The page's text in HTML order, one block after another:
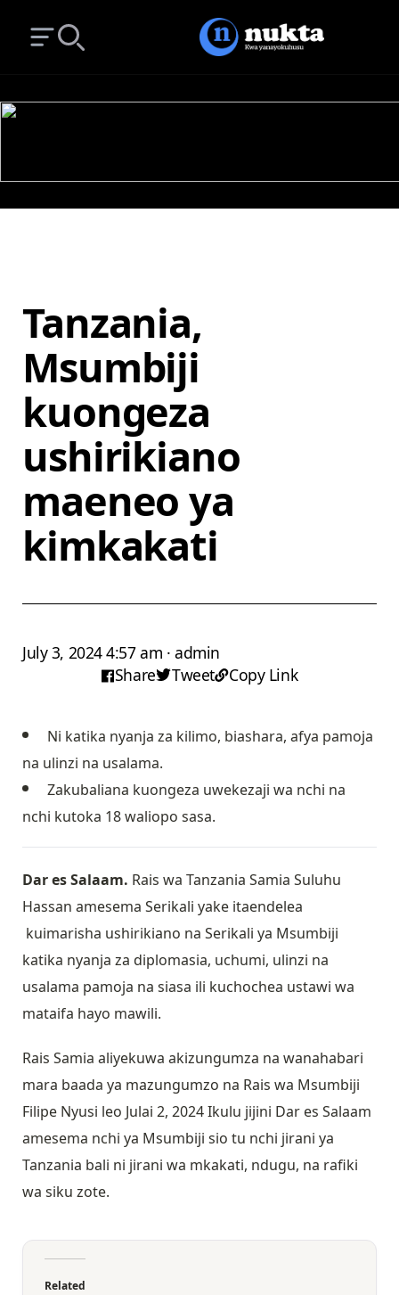
Open main menu
Tanzania,
Msumbiji
kuongeza
ushirikiano
maeneo ya
kimkakati
July 3, 2024 4:57 am · admin
Share
Tweet Copy Link
Ni katika nyanja za kilimo, biashara, afya pamoja
na ulinzi na usalama.
Zakubaliana kuongeza uwekezaji wa nchi na
nchi kutoka 18 waliopo sasa.
Dar es Salaam. Rais wa Tanzania Samia Suluhu
Hassan amesema Serikali yake itaendelea
kuimarisha ushirikiano na Serikali ya Msumbiji
katika nyanja za diplomasia, uchumi, ulinzi na
usalama pamoja na siasa ili kuchochea ustawi wa
mataifa hayo mawili.
Rais Samia aliyekuwa akizungumza na wanahabari
mara baada ya mazungumzo na Rais wa Msumbiji
Filipe Nyusi leo Julai 2, 2024 Ikulu jijini Dar es Salaam
amesema nchi ya Msumbiji sio tu nchi jirani ya
Tanzania bali ni jirani wa mkakati, ndugu, na rafiki
wa siku zote.
Related